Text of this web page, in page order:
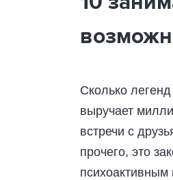
Сколько
выручает
встречи с
прочего, это